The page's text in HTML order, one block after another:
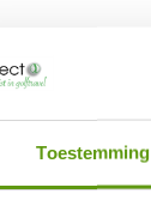
Toestemming